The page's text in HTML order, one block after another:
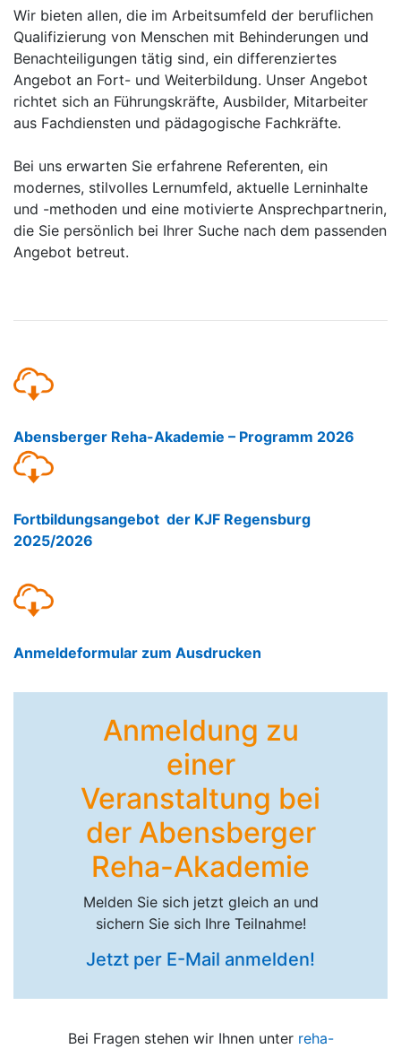
Wir bieten allen, die im Arbeitsumfeld der beruflichen
Qualifizierung von Menschen mit Behinderungen und
Benachteiligungen tätig sind, ein differenziertes
Angebot an Fort- und Weiterbildung. Unser Angebot
richtet sich an Führungskräfte, Ausbilder, Mitarbeiter
aus Fachdiensten und pädagogische Fachkräfte.
Bei uns erwarten Sie erfahrene Referenten, ein
modernes, stilvolles Lernumfeld, aktuelle Lerninhalte
und -methoden und eine motivierte Ansprechpartnerin,
die Sie persönlich bei Ihrer Suche nach dem passenden
Angebot betreut.
Abensberger Reha-Akademie – Programm 2026
Fortbildungsangebot der KJF Regensburg
2025/2026
Anmeldeformular zum Ausdrucken
Anmeldung zu
einer
Veranstaltung bei
der Abensberger
Reha-Akademie
Melden Sie sich jetzt gleich an und
sichern Sie sich Ihre Teilnahme!
Jetzt per E-Mail anmelden!
Bei Fragen stehen wir Ihnen unter reha-